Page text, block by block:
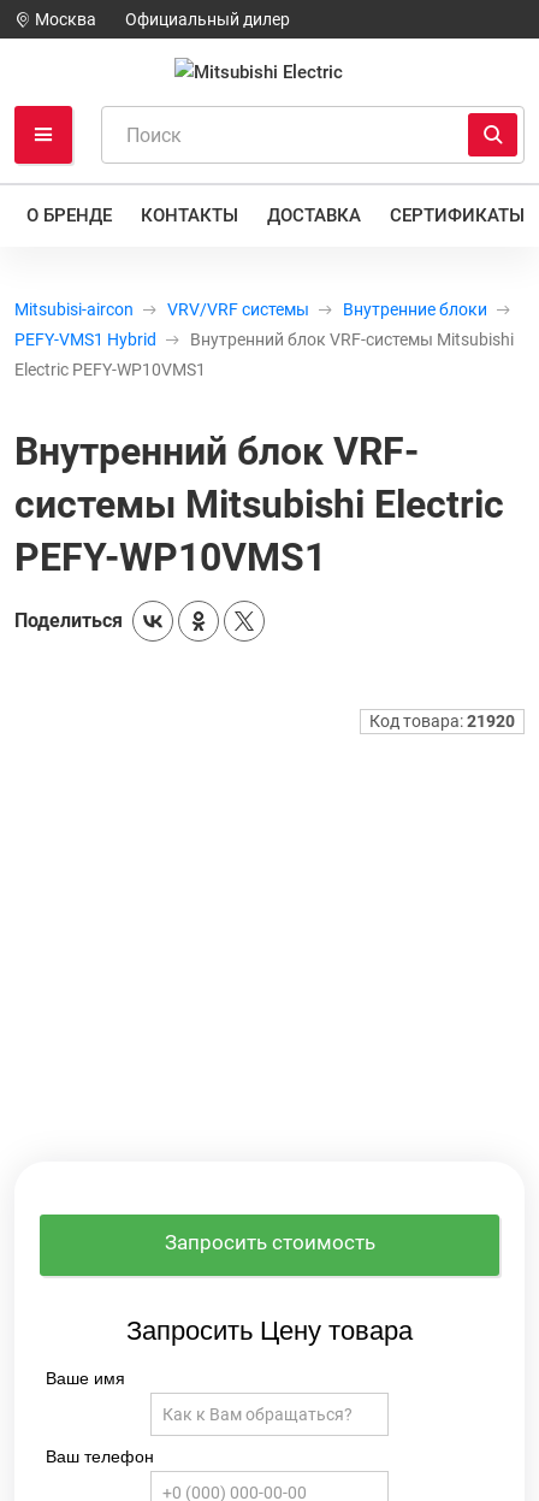
Москва Официальный дилер
О БРЕНДЕ КОНТАКТЫ ДОСТАВКА СЕРТИФИКАТЫ
Mitsubisi-aircon VRV/VRF системы
Внутренние блоки
PEFY-VMS1 Hybrid
Внутренний блок VRF-системы Mitsubishi
Electric PEFY-WP10VMS1
Внутренний блок VRF-
системы Mitsubishi Electric
PEFY-WP10VMS1
Поделиться
Код товара:21920
Запросить стоимость
Запросить Цену товара
Ваше имя
Ваш телефон